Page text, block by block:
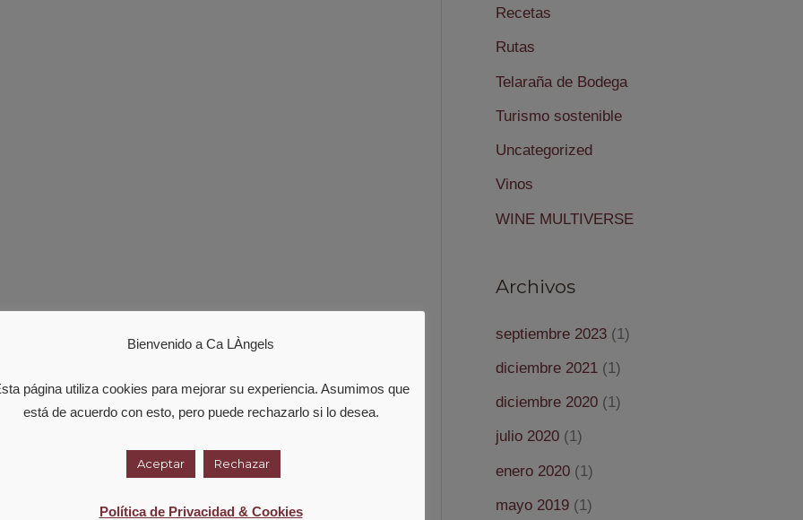
Recetas
Rutas
Telaraña de Bodega
Turismo sostenible
Uncategorized
Vinos
WINE MULTIVERSE
Archivos
septiembre 2023(1)
diciembre 2021(1)
diciembre 2020(1)
julio 2020(1)
enero 2020(1)
mayo 2019(1)
Bienvenido a Ca LÀngels
página utiliza cookies para mejorar su experiencia. Asumimos que
está de acuerdo con esto, pero puede rechazarlo si lo desea.
Aceptar Rechazar
Política de Privacidad & Cookies